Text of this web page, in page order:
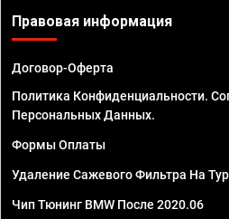
Правовая информация
Договор-Оферта
Политика Конфиденциальности.
Персональных Данных.
Формы Оплаты
Удаление Сажевого Фильтра На
Чип Тюнинг BMW После 2020.06